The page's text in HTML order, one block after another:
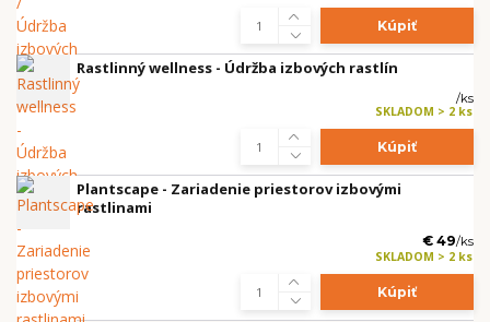
Kúpiť
Rastlinný wellness - Údržba izbových rastlín
/ks
SKLADOM > 2 ks
Kúpiť
Plantscape - Zariadenie priestorov izbovými
rastlinami
€ 49/ks
SKLADOM > 2 ks
Kúpiť